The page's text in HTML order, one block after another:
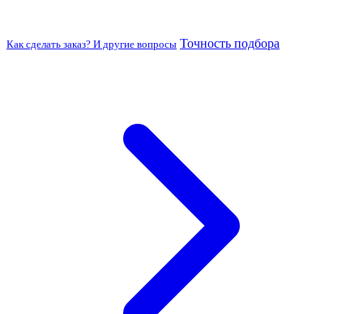
Как сделать заказ? И другие вопросы Точность подбора